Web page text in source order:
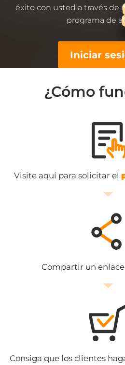
éxito con usted a través de
programa de
Iniciar
¿Cómo
Visite aquí para solicitar el
Compartir un
Consiga que los clientes